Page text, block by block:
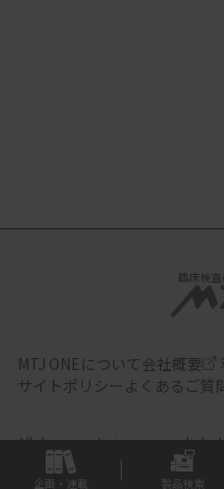
臨床検
MTJ ONEについて会社概要
サイトポリシー よくあるご質
All documents,images and
to JIHO,Inc.
Use of these
strictly prohibited.Copyright
企画・連載 製品検索